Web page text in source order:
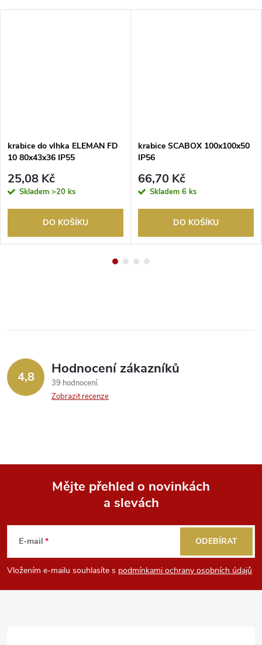
krabice do vlhka ELEMAN FD
10 80x43x36 IP55
25,08 Kč
Skladem >20 ks
DO KOŠÍKU
krabice SCABOX 100x100x50
IP56
66,70 Kč
Skladem 6 ks
DO KOŠÍKU
4,8 Hodnocení zákazníků
39 hodnocení
Zobrazit recenze
p
Mějte přehled o novinkách
a slevách
E-mail
Vložením e-mailu souhlasíte s podmínkami ochrany osobních údajů
ODEBÍRAT